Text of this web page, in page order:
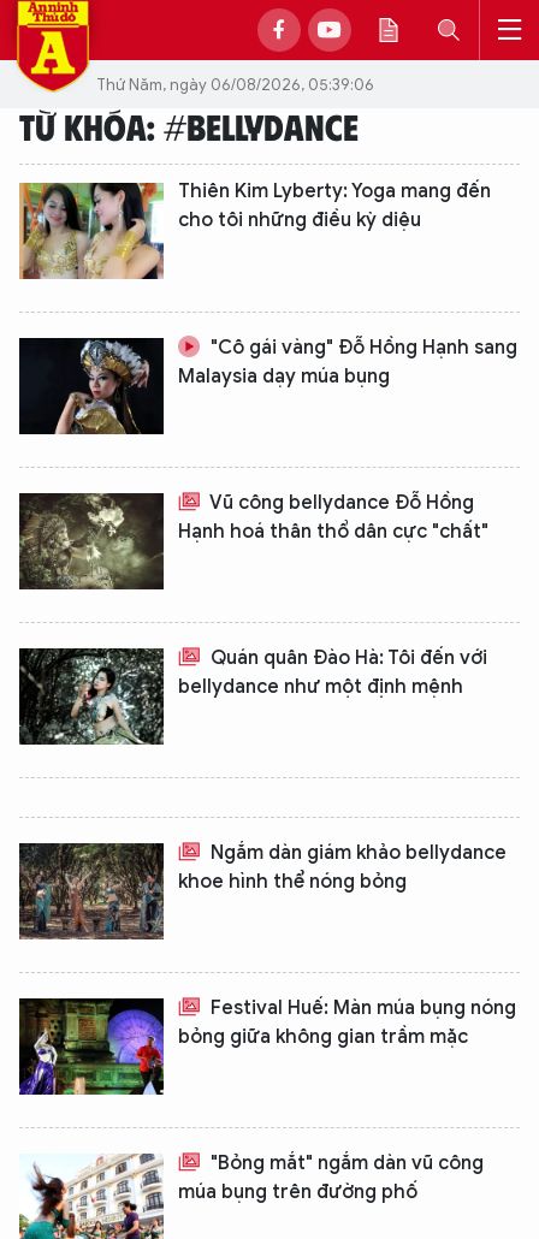
Thứ Năm, ngày 06/08/2026, 05:39:06
TỪ KHÓA: #BELLYDANCE
Thiên Kim Lyberty: Yoga mang đến
cho tôi những điều kỳ diệu
"Cô gái vàng" Đỗ Hồng Hạnh sang
Malaysia dạy múa bụng
Vũ công bellydance Đỗ Hồng
Hạnh hoá thân thổ dân cực "chất"
Quán quân Đào Hà: Tôi đến với
bellydance như một định mệnh
Ngắm dàn giám khảo bellydance
khoe hình thể nóng bỏng
Festival Huế: Màn múa bụng nóng
bỏng giữa không gian trầm mặc
"Bỏng mắt" ngắm dàn vũ công
múa bụng trên đường phố